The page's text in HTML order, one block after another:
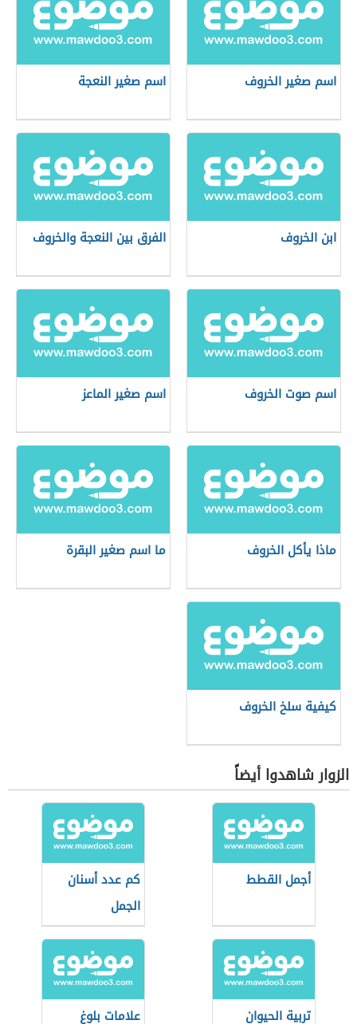
اسم صغير الخروف اسم صغير النعجة
ابن الخروف الفرق بين النعجة والخروف
اسم صوت الخروف اسم صغير الماعز
ماذا يأكل الخروف ما اسم صغير البقرة
كيفية سلخ الخروف
الزوار شاهدوا أيضاً
أجمل القطط
كم عدد أسنان
الجمل
تربية الحيوان علامات بلوغ